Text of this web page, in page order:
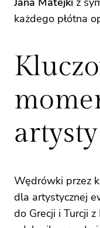
każdego płótna
artysty
Wędrówki przez
dla artystycznej
do Grecji i Turcji